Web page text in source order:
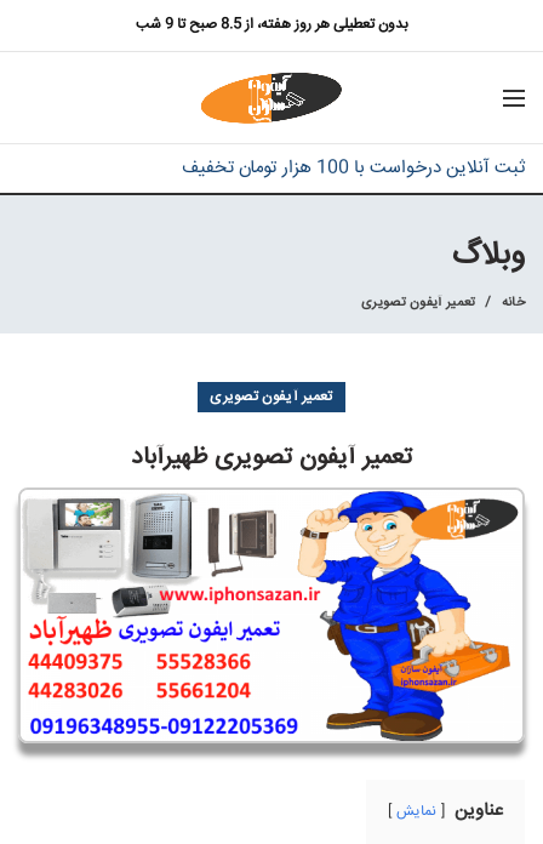
بدون تعطیلی هر روز هفته، از 8.5 صبح تا 9 شب
ثبت آنلاین درخواست با 100 هزار تومان تخفیف
وبلاگ
خانه تعمیر آیفون تصویری
تعمیر آیفون تصویری
تعمیر آیفون تصویری ظهیرآباد
عناوین نمایش